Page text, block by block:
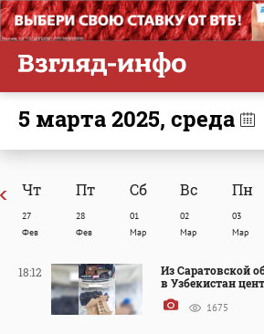
5 марта 2025, среда
Чт
27
Фев
Пт
28
Фев
Сб
01
Мар
Вc
02
Мар
Пн
03
Мар
18:12
Из Саратовской
в Узбекистан
1675